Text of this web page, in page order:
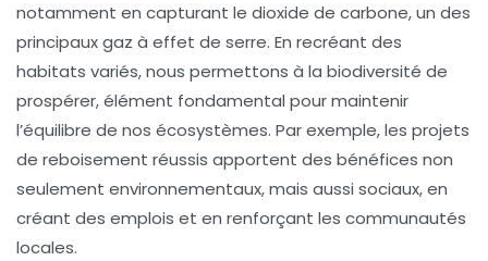
notamment en capturant le dioxide de carbone, un des
principaux gaz à effet de serre. En recréant des
habitats variés, nous permettons à la biodiversité de
prospérer, élément fondamental pour maintenir
l’équilibre de nos écosystèmes. Par exemple, les projets
de reboisement réussis apportent des bénéfices non
seulement environnementaux, mais aussi sociaux, en
créant des emplois et en renforçant les communautés
locales.